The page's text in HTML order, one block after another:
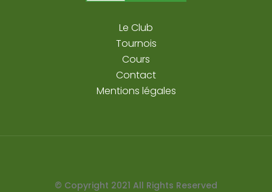
Le Club
Tournois
Cours
Contact
Mentions légales
© Copyright 2021 All Rights Reserved